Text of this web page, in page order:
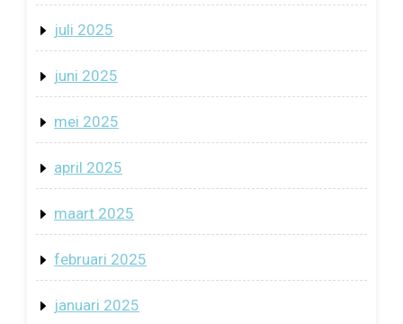
juli 2025
juni 2025
mei 2025
april 2025
maart 2025
februari 2025
januari 2025